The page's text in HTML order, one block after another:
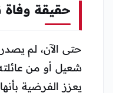
حقيقة
حتى الآن، لم
شعيل أو من
يعزز الفرضية